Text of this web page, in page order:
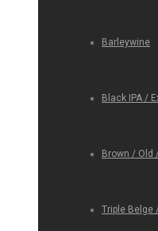
Barleywine
Black IPA /
Brown / Old
Triple Belge